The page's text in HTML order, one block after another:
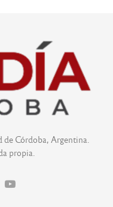
Córdoba, Argentina.
propia.